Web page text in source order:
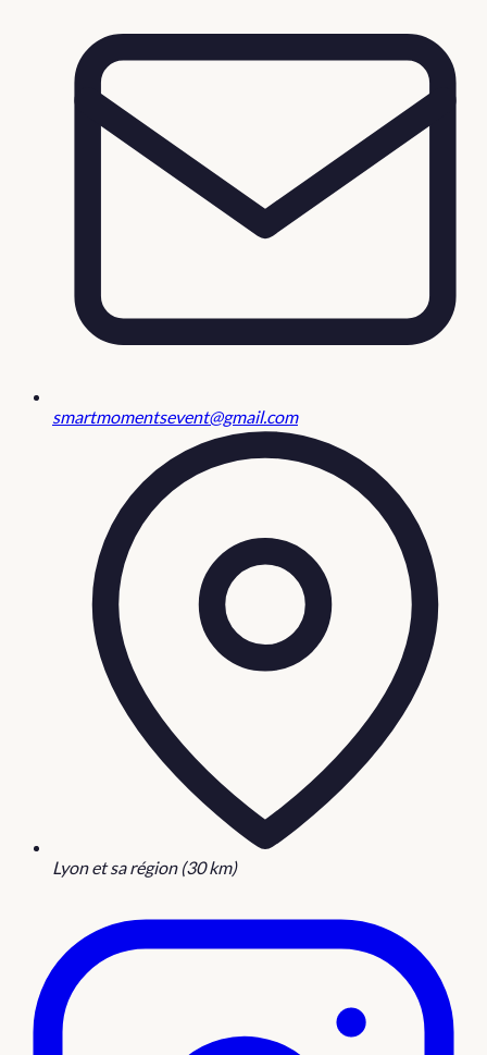
smartmomentsevent@gmail.com
Lyon et sa région (30 km)